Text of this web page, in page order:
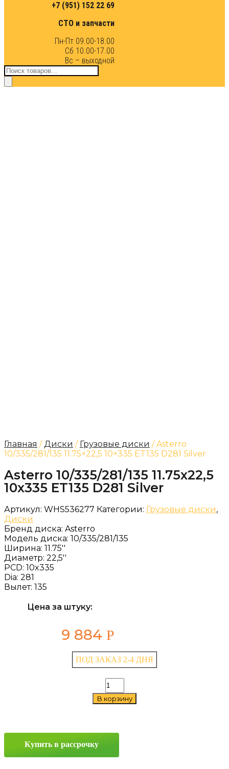
+7 (951) 152 22 69
СТО и запчасти
Пн-Пт 09.00-18.00
Сб 10.00-17.00
Вс – выходной
Поиск
товаров
Главная /Диски / Грузовые диски / Asterro
10/335/281/135 11.75×22,5 10×335 ET135 D281 Silver
Asterro 10/335/281/135 11.75x22,5
10x335 ET135 D281 Silver
Артикул: WHS536277 Категории: Грузовые диски,
Диски
Бренд диска: Asterro
Модель диска: 10/335/281/135
Ширина: 11.75''
Диаметр: 22,5''
PCD: 10x335
Dia: 281
Вылет: 135
Цена за штуку:
9 884 Р
ПОД ЗАКАЗ 2-4 ДНЯ
Количество
товара
Asterro
ET135
Silver
В корзину
Купить в рассрочку